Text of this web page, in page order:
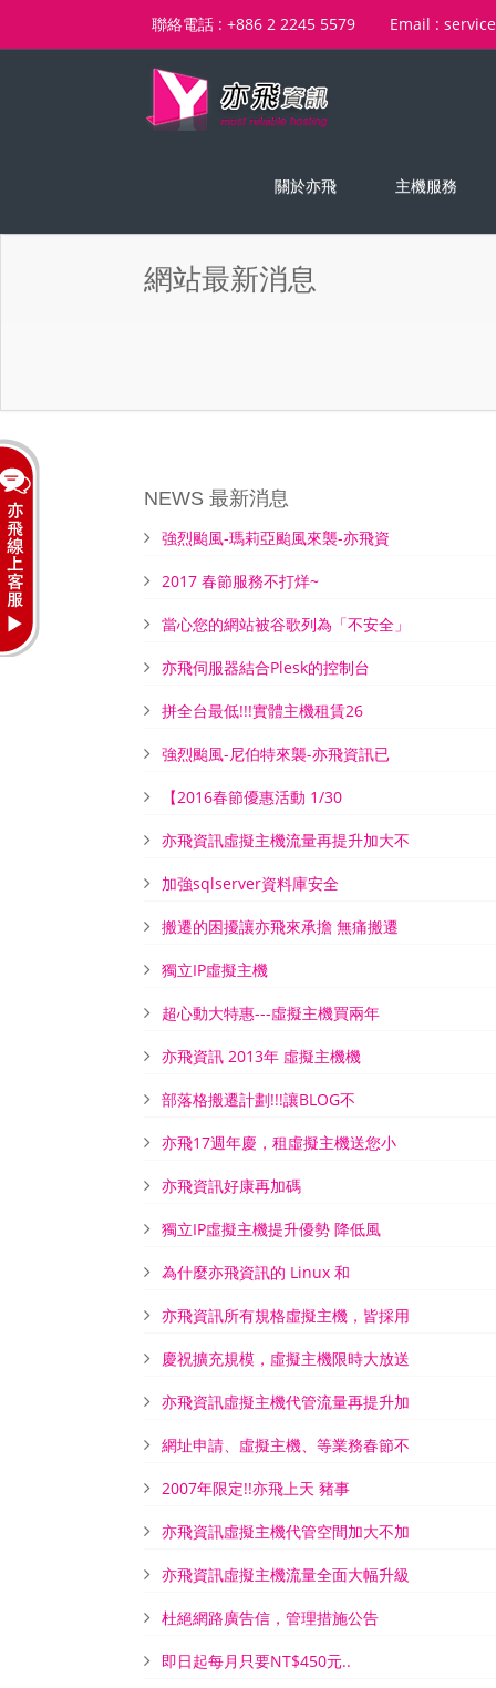
聯絡電話 : +886 2 2245 5579 Email :
關於亦飛 主機服務
網站最新消息
NEWS 最新消息
強烈颱風-瑪莉亞颱風來襲-亦飛資
2017 春節服務不打烊~
當心您的網站被谷歌列為「不安全」
亦飛伺服器結合Plesk的控制台
拼全台最低!!!實體主機租賃26
強烈颱風-尼伯特來襲-亦飛資訊已
【2016春節優惠活動 1/30
亦飛資訊虛擬主機流量再提升加大不
加強sqlserver資料庫安全
搬遷的困擾讓亦飛來承擔 無痛搬遷
獨立IP虛擬主機
超心動大特惠---虛擬主機買兩年
亦飛資訊 2013年 虛擬主機機
部落格搬遷計劃!!!讓BLOG不
亦飛17週年慶，租虛擬主機送您小
亦飛資訊好康再加碼
獨立IP虛擬主機提升優勢 降低風
為什麼亦飛資訊的 Linux 和
亦飛資訊所有規格虛擬主機，皆採用
慶祝擴充規模，虛擬主機限時大放送
亦飛資訊虛擬主機代管流量再提升加
網址申請、虛擬主機、等業務春節不
2007年限定!!亦飛上天 豬事
亦飛資訊虛擬主機代管空間加大不加
亦飛資訊虛擬主機流量全面大幅升級
杜絕網路廣告信，管理措施公告
即日起每月只要NT$450元..